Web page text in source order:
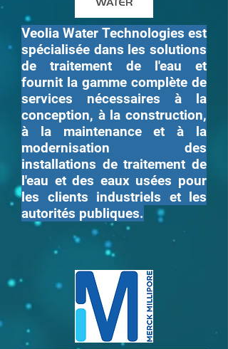
Veolia Water Technologies est
spécialisée dans les solutions
de traitement de l'eau et
fournit la gamme complète de
services nécessaires à la
conception, à la construction,
à la maintenance et à la
modernisation des
installations de traitement de
l'eau et des eaux usées pour
les clients industriels et les
autorités publiques.